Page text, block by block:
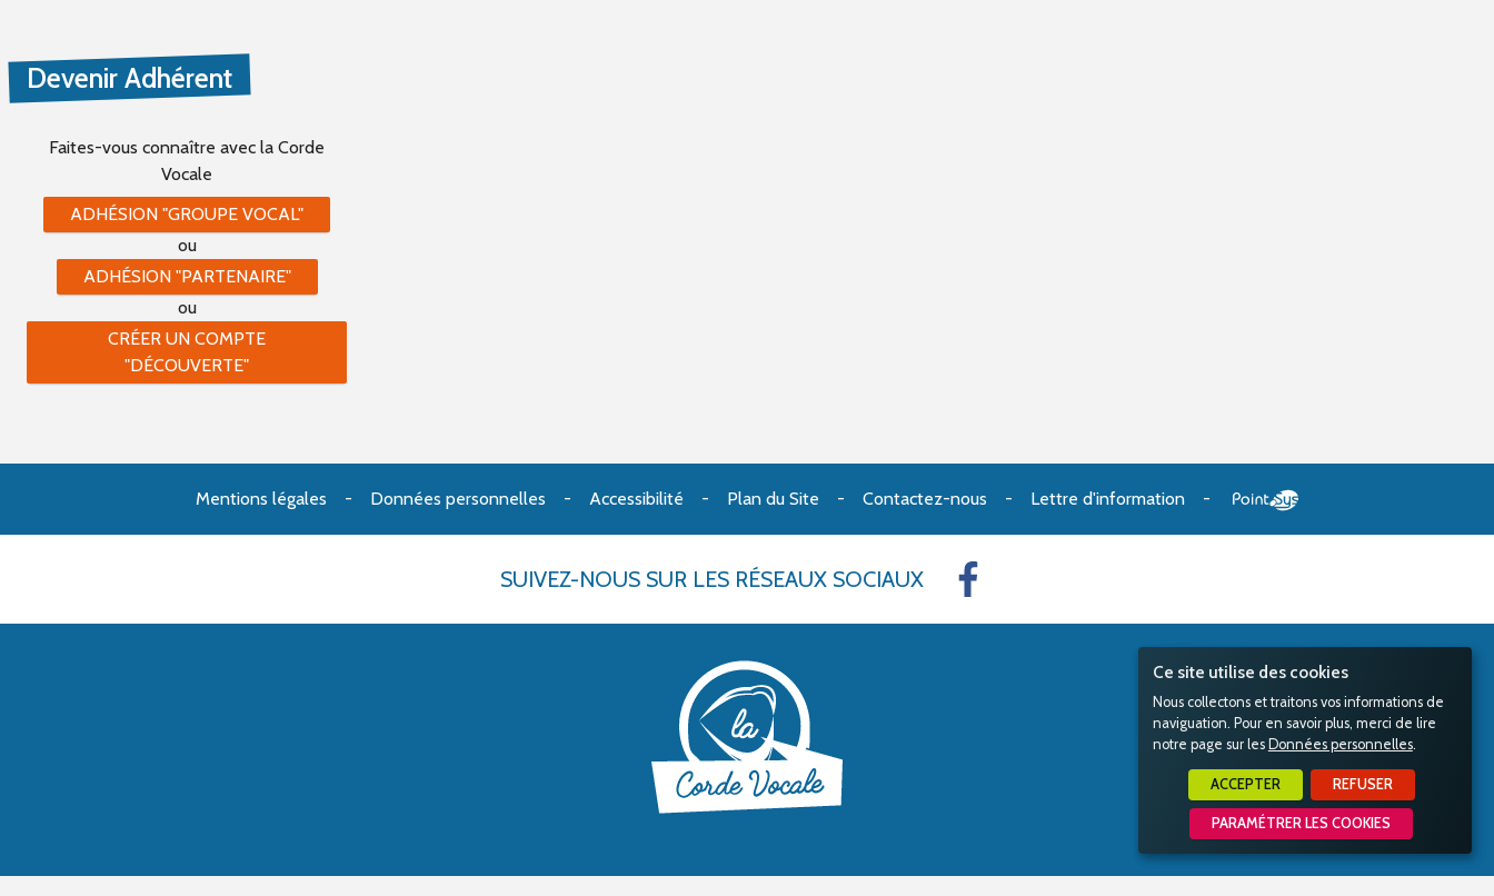
Ce site utilise des cookies
Nous collectons et traitons vos informations de
naviguation. Pour en savoir plus, merci de lire
notre page sur les Données personnelles.
ACCEPTER REFUSER
PARAMÉTRER LES COOKIES
Devenir Adhérent
Faites-vous connaître avec la Corde
Vocale
ADHÉSION "GROUPE VOCAL"
ou
ADHÉSION "PARTENAIRE"
ou
CRÉER UN COMPTE
"DÉCOUVERTE"
Mentions légales Données personnelles Accessibilité Plan du Site Contactez-nous Lettre d'information
SUIVEZ-NOUS SUR LES RÉSEAUX SOCIAUX